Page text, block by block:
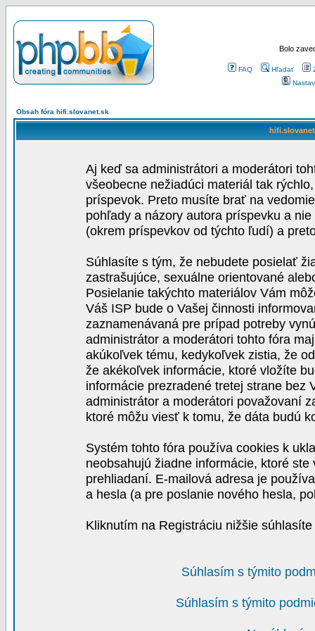
Bolo
FAQ Hľadať
Obsah fóra hifi.slovanet.sk
Aj keď sa administrátori a moderátori
všeobecne nežiadúci materiál tak
príspevok. Preto musíte brať na
pohľady a názory autora príspevku a
(okrem príspevkov od týchto ľudí) a
Súhlasíte s tým, že nebudete posielať
zastrašujúce, sexuálne orientované
Posielanie takýchto materiálov Vám
Váš ISP bude o Vašej činnosti
zaznamenávaná pre prípad potreby
administrátor a moderátori tohto fóra
akúkoľvek tému, kedykoľvek zistia, že
že akékoľvek informácie, ktoré vložíte
informácie prezradené tretej strane bez
administrátor a moderátori považovaní
ktoré môžu viesť k tomu, že dáta budú
Systém tohto fóra používa cookies k
neobsahujú žiadne informácie, ktoré
prehliadaní. E-mailová adresa je
a hesla (a pre poslanie nového hesla,
Kliknutím na Registráciu nižšie
Súhlasím s týmito
Súhlasím s týmito